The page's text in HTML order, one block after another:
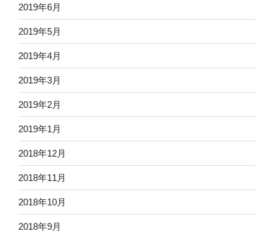
2019年6月
2019年5月
2019年4月
2019年3月
2019年2月
2019年1月
2018年12月
2018年11月
2018年10月
2018年9月